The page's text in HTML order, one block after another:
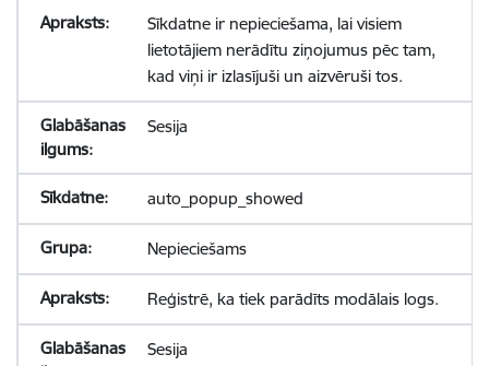
Sīkdatne ir nepieciešama, lai visiem
lietotājiem nerādītu ziņojumus pēc tam,
kad viņi ir izlasījuši un aizvēruši tos.
Sesija
auto_popup_showed
Nepieciešams
Reģistrē, ka tiek parādīts modālais logs.
Sesija